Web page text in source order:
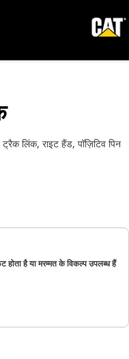
लिंक, राइट हैंड, पॉज़िटिव पिन
है या मरम्मत के विकल्प उपलब्ध हैं